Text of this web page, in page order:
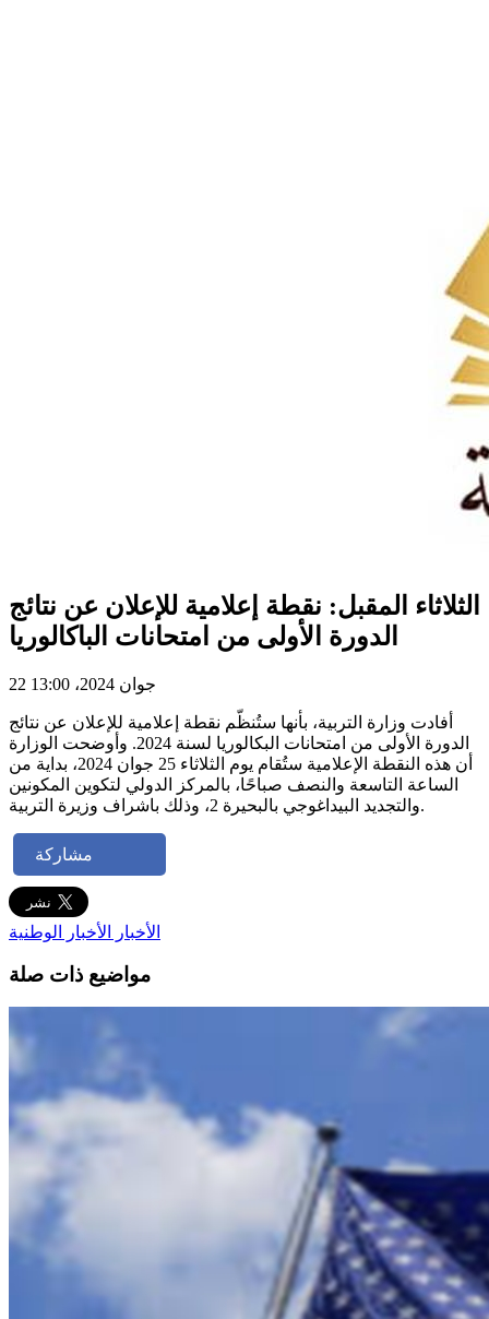
الثلاثاء المقبل: نقطة إعلامية للإعلان عن نتائج
الدورة الأولى من امتحانات الباكالوريا
22 جوان 2024، 13:00
أفادت وزارة التربية، بأنها ستُنظّم نقطة إعلامية للإعلان عن نتائج
الدورة الأولى من امتحانات البكالوريا لسنة 2024. وأوضحت الوزارة
أن هذه النقطة الإعلامية ستُقام يوم الثلاثاء 25 جوان 2024، بداية من
الساعة التاسعة والنصف صباحًا، بالمركز الدولي لتكوين المكونين
والتجديد البيداغوجي بالبحيرة 2، وذلك باشراف وزيرة التربية.
مشاركة
الأخبار الأخبار الوطنية
مواضيع ذات صلة